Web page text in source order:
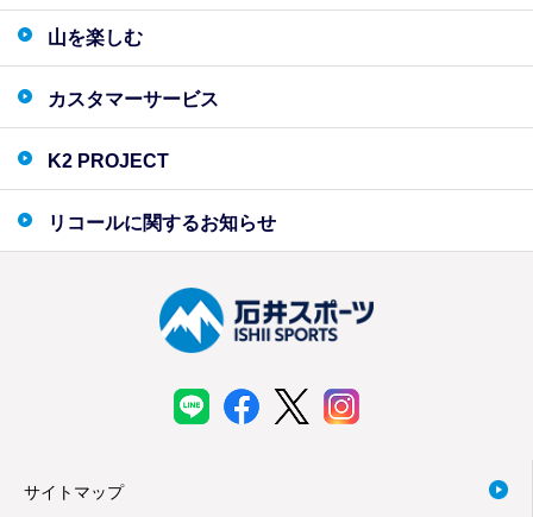
山を楽しむ
カスタマーサービス
K2 PROJECT
リコールに関するお知らせ
サイトマップ